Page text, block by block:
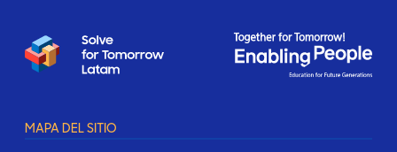
MAPA DEL SITIO